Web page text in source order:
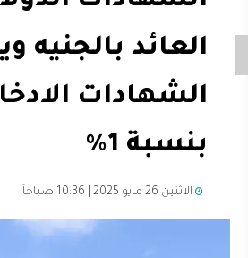
العائد بالجنيه
الشهادات
بنسبة 1%
الاثنين 26 مايو 2025 | 10:36 صباحاً